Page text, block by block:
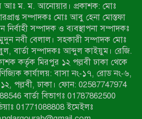
পাহাড়ে র‍্যাবের অভিযান:
৩ রোহিঙ্গা উদ্ধার, গ্রেপ্তার ১
গণঅভ্যুত্থান দিবসে শহিদ ও
যোদ্ধাদের সংবর্ধনা
জুলাই মহামুক্তি দিবস: শ্রমজীবী
অধিকার রক্ষায় সিরাজগঞ্জে শ্রমিক
পরিষদের জোরালো অবস্থান
আঃ ম. ম. আনোয়ার। প্রকাশক: মোঃ
সম্পাদকঃ মোঃ আবু হেনা মোস্তফা
নির্বাহী সম্পাদক ও ব্যবস্থাপনা সম্পাদকঃ
নবী বেলাল। সহকারী সম্পাদক মোঃ
বার্তা সম্পাদকঃ আব্দুল কাইয়ুম। রেজি.
কর্তৃক মিরপুর ১২ পল্লবী ঢাকা থেকে
কার্যালয়: বাসা নং-১৭, রোড নং-৬,
পল্লবী, ঢাকা। ফোন: 02587747974
বার্তা বিভাগঃ 01787862500
01771088808 ইমেইলঃ